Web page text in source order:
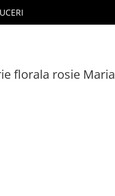
florala rosie Maria